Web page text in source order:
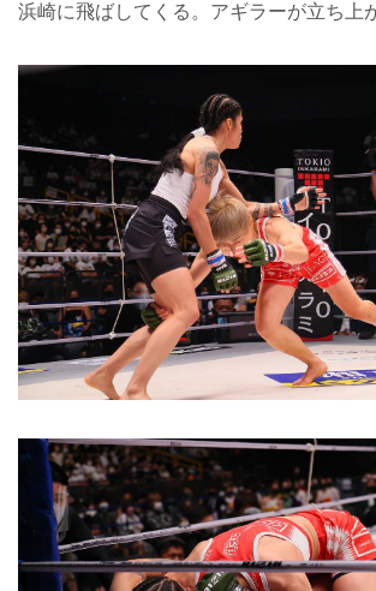
浜崎に飛ばしてくる。アギラーが立ち上